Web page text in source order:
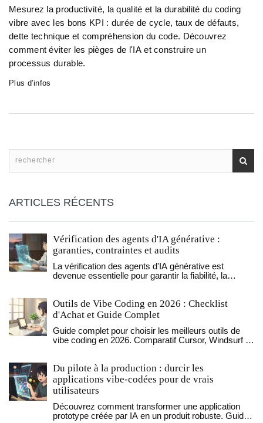
Mesurez la productivité, la qualité et la durabilité du coding
vibre avec les bons KPI : durée de cycle, taux de défauts,
dette technique et compréhension du code. Découvrez
comment éviter les pièges de l'IA et construire un
processus durable.
Plus d’infos
ARTICLES RÉCENTS
Vérification des agents d'IA générative :
garanties, contraintes et audits
La vérification des agents d'IA générative est
devenue essentielle pour garantir la fiabilité, la
formelles, les audits et la blockchain transforment
l'IA de risque en outil digne de confiance.
Outils de Vibe Coding en 2026 : Checklist
d'Achat et Guide Complet
Guide complet pour choisir les meilleurs outils de
vibe coding en 2026. Comparatif Cursor, Windsurf et
Du pilote à la production : durcir les
applications vibe-codées pour de vrais
utilisateurs
Découvrez comment transformer une application
prototype créée par IA en un produit robuste. Guide